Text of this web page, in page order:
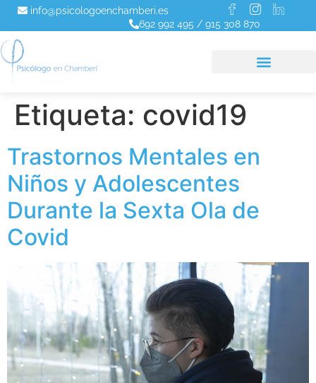
info@psicologoenchamberi.es
692 992 495 / 915 308 870
Etiqueta: covid19
Trastornos Mentales en
Niños y Adolescentes
Durante la Sexta Ola de
Covid